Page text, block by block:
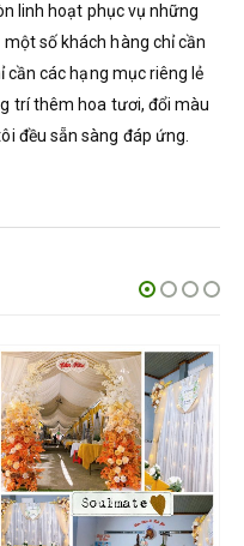
linh hoạt phục vụ những
số khách hàng chỉ cần
các hạng mục riêng lẻ
trí thêm hoa tươi, đổi màu
đều sẵn sàng đáp ứng.